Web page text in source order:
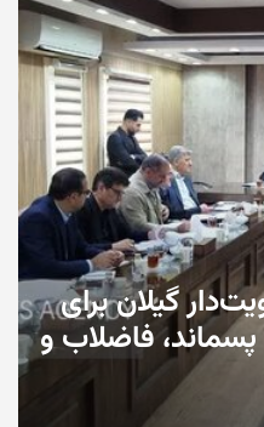
اولویت‌دار گیلان برای
فاضلاب و